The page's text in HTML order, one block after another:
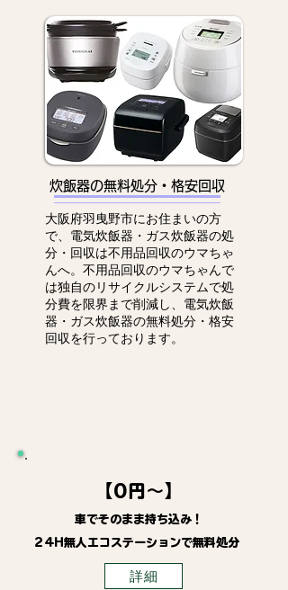
炊飯器の無料処分・格安回収
大阪府羽曳野市にお住まいの方
で、電気炊飯器・ガス炊飯器の処
分・回収は不用品回収のウマちゃ
んへ。不用品回収のウマちゃんで
は独自のリサイクルシステムで処
分費を限界まで削減し、電気炊飯
器・ガス炊飯器の無料処分・格安
回収を行っております。
【0円～】
車でそのまま持ち込み！
24H無人エコステーションで無料処分
詳細